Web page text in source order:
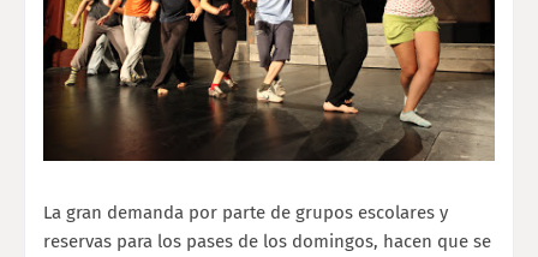
La gran demanda por parte de grupos escolares y
reservas para los pases de los domingos, hacen que se